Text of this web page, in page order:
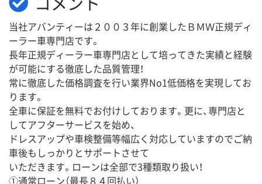
当社アバンティーは２００３年に創業したＢＭＷ正規ディ
ーラー車専門店です。
長年正規ディーラー車専門店として培ってきた実績と経験
が可能にする徹底した品質管理！
常に徹底した価格調査を行い業界No1低価格を実現してお
ります。
全車に保証を無料でお付けしております。更に、専門店と
してアフターサービスを始め、
ドレスアップや車検整備等幅広く対応していますのでご納
車後もしっかりとサポートさせて
いただきます。ローンは全部で3種類取り扱い！
①通常ローン（最長８４回払い）